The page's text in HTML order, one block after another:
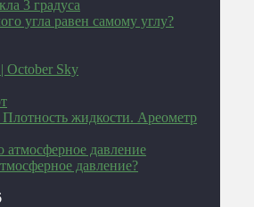
угла равен самому углу?
October Sky
Плотность жидкости. Ареометр
давление?